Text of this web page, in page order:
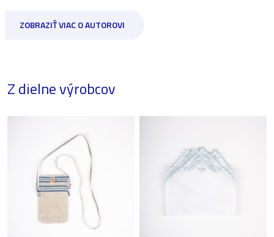
ZOBRAZIŤ VIAC O AUTOROVI
Z dielne výrobcov